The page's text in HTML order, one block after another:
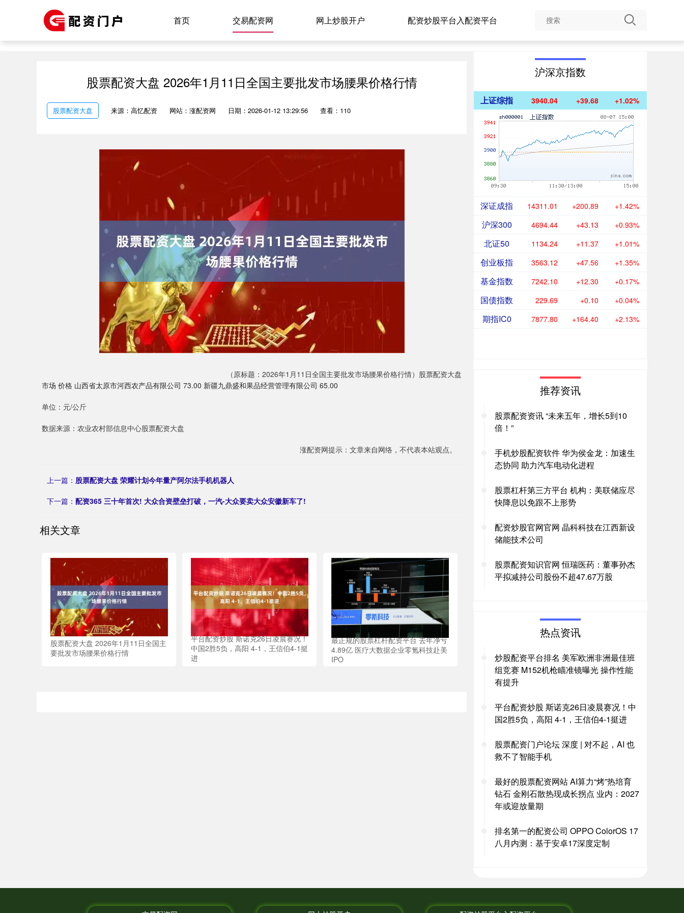
首页 交易配资网 网上炒股开户 配资炒股平台入配资平台
股票配资大盘 2026年1月11日全国主要批发市场腰果价格行情
股票配资大盘 来源：高忆配资 网站：涨配资网 日期：2026-01-12 13:29:56 查看：110
（原标题：2026年1月11日全国主要批发市场腰果价格行情）股票配资大盘
市场 价格 山西省太原市河西农产品有限公司 73.00 新疆九鼎盛和果品经营管理有限公司 65.00
单位：元/公斤
数据来源：农业农村部信息中心股票配资大盘
涨配资网提示：文章来自网络，不代表本站观点。
上一篇： 股票配资大盘 荣耀计划今年量产阿尔法手机机器人
下一篇： 配资365 三十年首次! 大众合资壁垒打破，一汽-大众要卖大众安徽新车了!
相关文章
股票配资大盘 2026年1月11日全国主
要批发市场腰果价格行情
平台配资炒股 斯诺克26日凌晨赛况！
中国2胜5负，高阳 4-1，王信伯4-1挺
进
最正规的股票杠杆配资平台 去年净亏
4.89亿 医疗大数据企业零氪科技赴美
IPO
沪深京指数
上证综指 3940.04 +39.68 +1.02%
深证成指 14311.01 +200.89 +1.42%
沪深300 4694.44 +43.13 +0.93%
北证50 1134.24 +11.37 +1.01%
创业板指 3563.12 +47.56 +1.35%
基金指数 7242.10 +12.30 +0.17%
国债指数 229.69 +0.10 +0.04%
期指IC0 7877.80 +164.40 +2.13%
推荐资讯
股票配资资讯 “未来五年，增长5到10
倍！”
手机炒股配资软件 华为侯金龙：加速生
态协同 助力汽车电动化进程
股票杠杆第三方平台 机构：美联储应尽
快降息以免跟不上形势
配资炒股官网官网 晶科科技在江西新设
储能技术公司
股票配资知识官网 恒瑞医药：董事孙杰
平拟减持公司股份不超47.67万股
热点资讯
炒股配资平台排名 美军欧洲非洲最佳班
组竞赛 M152机枪瞄准镜曝光 操作性能
有提升
平台配资炒股 斯诺克26日凌晨赛况！中
国2胜5负，高阳 4-1，王信伯4-1挺进
股票配资门户论坛 深度 | 对不起，AI 也
救不了智能手机
最好的股票配资网站 AI算力“烤”热培育
钻石 金刚石散热现成长拐点 业内：2027
年或迎放量期
排名第一的配资公司 OPPO ColorOS 17
八月内测：基于安卓17深度定制